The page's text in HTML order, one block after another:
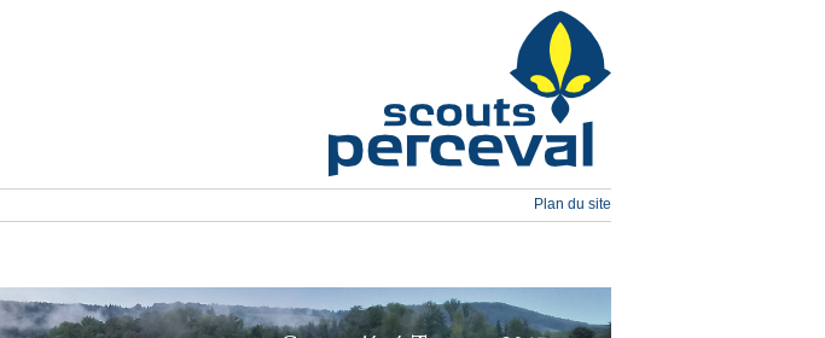
Plan du site